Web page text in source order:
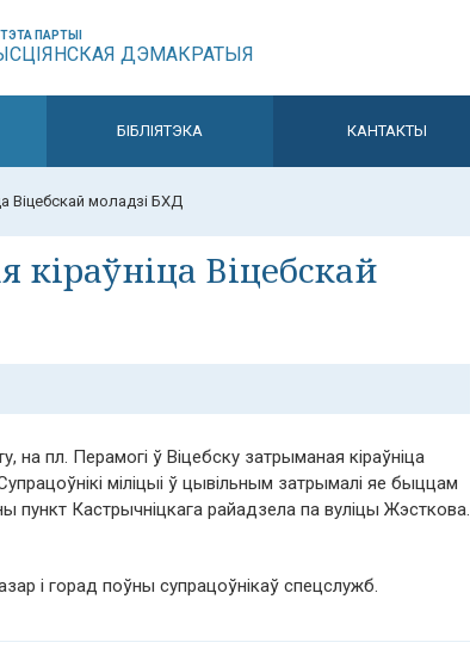
ПАРТЫІ
ДЭМАКРАТЫЯ
БІБЛІЯТЭКА КАНТАКТЫ
Віцебскай моладзі БХД
кіраўніца Віцебскай
на пл. Перамогі ў Віцебску затрыманая кіраўніца
міліцыі ў цывільным затрымалі яе быццам
пункт Кастрычніцкага райадзела па вуліцы Жэсткова.
і горад поўны супрацоўнікаў спецслужб.